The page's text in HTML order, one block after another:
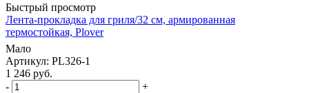
Быстрый просмотр
Лента-прокладка для гриля/32 см, армированная
термостойкая, Plover
Мало
Артикул: PL326-1
1 246 руб.
-
+